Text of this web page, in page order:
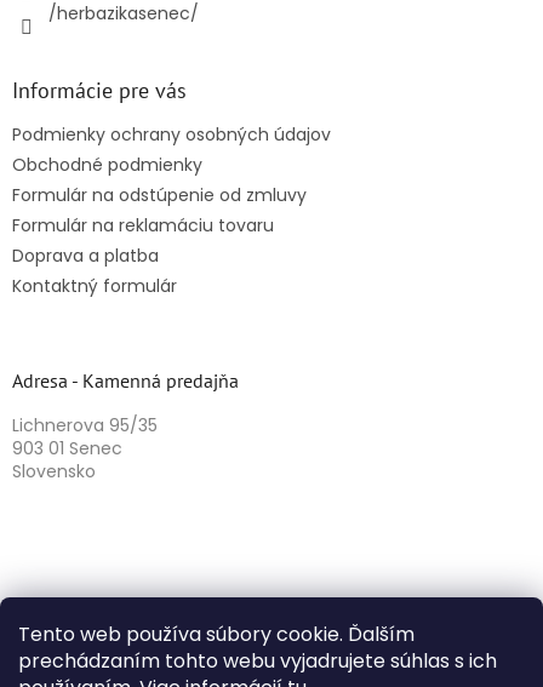
Tento web používa súbory cookie. Ďalším
prechádzaním tohto webu vyjadrujete súhlas s ich
/herbazikasenec/
Informácie pre vás
Podmienky ochrany osobných údajov
Obchodné podmienky
Formulár na odstúpenie od zmluvy
Formulár na reklamáciu tovaru
Doprava a platba
Kontaktný formulár
Adresa - Kamenná predajňa
Lichnerova 95/35
903 01 Senec
Slovensko